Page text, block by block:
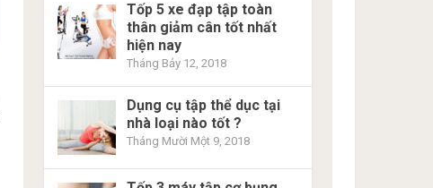
Tốp 5 xe đạp tập toàn
thân giảm cân tốt nhất
hiện nay
Tháng Bảy 12, 2018
Dụng cụ tập thể dục tại
nhà loại nào tốt ?
Tháng Mười Một 9, 2018